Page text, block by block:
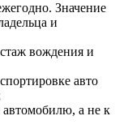
Значение
и
вождения и
авто
автомобилю, а не к